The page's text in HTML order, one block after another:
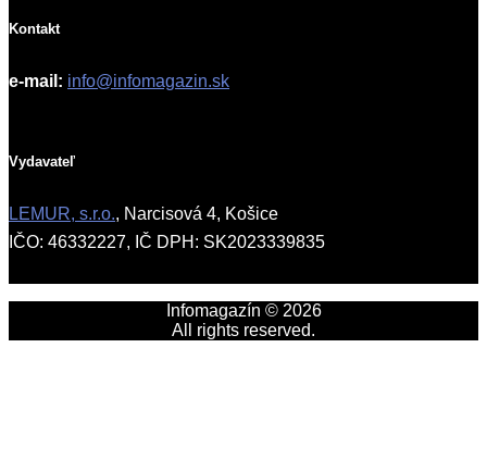
Kontakt
e-mail: info@infomagazin.sk
Vydavateľ
LEMUR, s.r.o., Narcisová 4, Košice
IČO: 46332227, IČ DPH: SK2023339835
Infomagazín © 2026
All rights reserved.